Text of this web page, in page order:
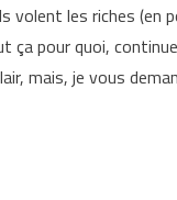
volent les riches
pour quoi,
mais, je vous